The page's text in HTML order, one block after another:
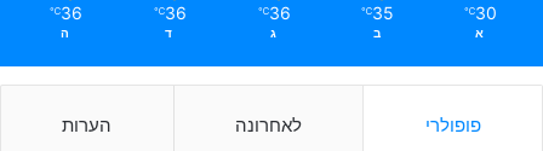
30
℃
א
35
℃
ב
36
℃
ג
36
℃
ד
36
℃
ה
פופולרי לאחרונה הערות